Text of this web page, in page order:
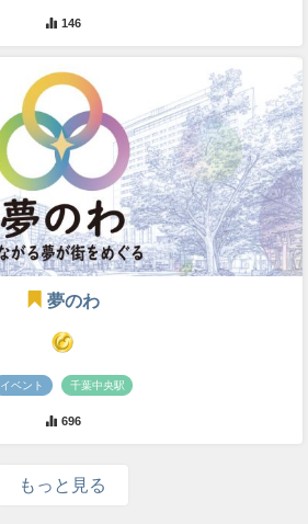
146
夢のわ
イベント 千葉中央駅
696
もっと見る